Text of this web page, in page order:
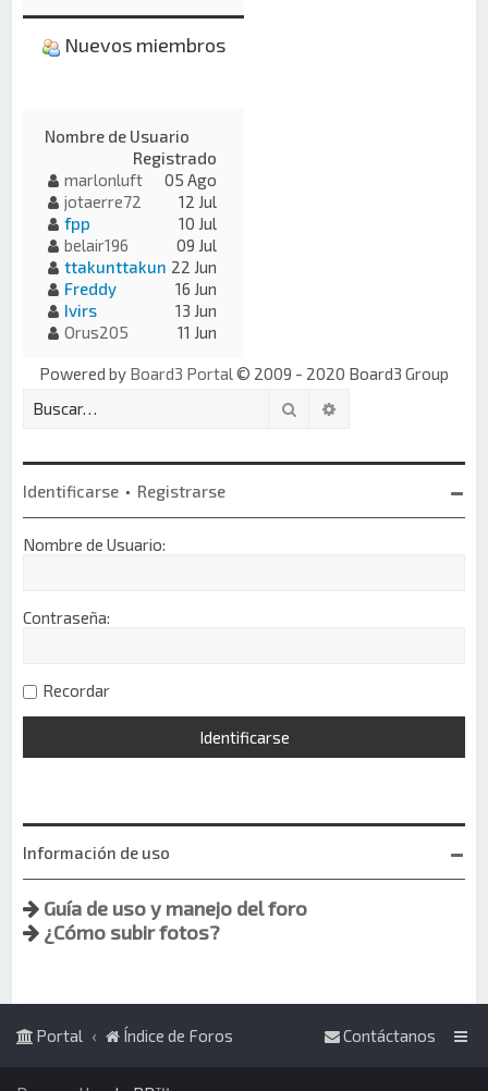
Nuevos miembros
Nombre de Usuario
Registrado
marlonluft
05 Ago
jotaerre72
12 Jul
fpp
10 Jul
belair196
09 Jul
ttakunttakun 22 Jun
Freddy
16 Jun
Ivirs
13 Jun
Orus205
11 Jun
Powered by Board3 Portal © 2009 - 2020 Board3 Group
Buscar
Identificarse • Registrarse
Nombre de Usuario:
Contraseña:
Recordar
Información de uso
Guía de uso y manejo del foro
¿Cómo subir fotos?
Portal Índice de Foros Contáctanos